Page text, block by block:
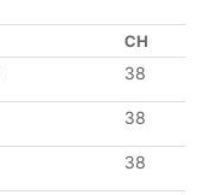
CH
38
38
38